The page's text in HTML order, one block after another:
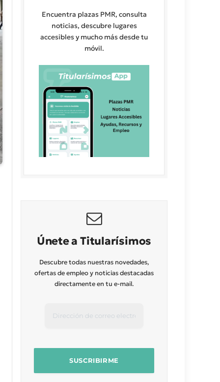
Encuentra plazas PMR, consulta
noticias, descubre lugares
accesibles y mucho más desde tu
móvil.
Únete a Titularísimos
Descubre todas nuestras novedades,
ofertas de empleo y noticias destacadas
directamente en tu e-mail.